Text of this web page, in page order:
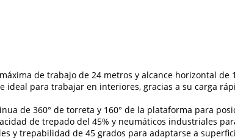
de trabajo de 24 metros y alcance horizontal
ideal para trabajar en interiores, gracias a su carga
de 360° de torreta y 160° de la plataforma para
de trepado del 45% y neumáticos industriales
y trepabilidad de 45 grados para adaptarse a